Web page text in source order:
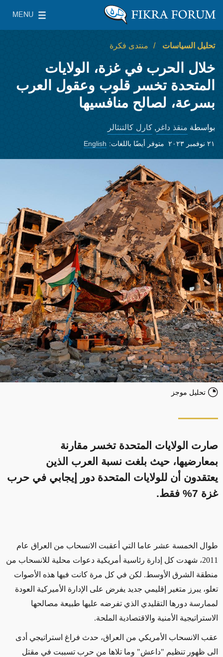
معهد واشنطن لسياسات الشرق الأدنى
MENU
Main Menu
تحليل السياسات منتدى فكرة
خلال الحرب في غزة، الولايات
المتحدة تخسر قلوب وعقول العرب
بسرعة، لصالح منافسيها
بواسطة منقذ داغر, كارل كالتنثالر
٢١ نوفمبر ٢٠٢٣ متوفر أيضًا باللغات: English
تحليل موجز
صارت الولايات المتحدة تخسر مقارنة
بمعارضيها، حيث بلغت نسبة العرب الذين
يعتقدون أن للولايات المتحدة دور إيجابي في حرب
غزة 7% فقط.
طوال الخمسة عشر عاما التي أعقبت الانسحاب من العراق عام
2011، شهدت كل إدارة رئاسية أمريكية دعوات محلية للانسحاب من
منطقة الشرق الأوسط. لكن في كل مرة كانت فيها هذه الأصوات
تعلو، يبرز متغير إقليمي جديد يفرض على الإدارة الأميركية العودة
لممارسة دورها التقليدي الذي تفرضه عليها طبيعة مصالحها
الاستراتيجية الأمنية والاقتصادية الملحة.
عقب الانسحاب الأمريكي من العراق، حدث فراغ استراتيجي أدى
الى ظهور تنظيم "داعش" وما تلاها من حرب تسببت في مقتل